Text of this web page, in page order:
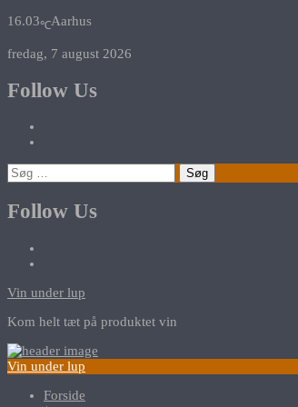
16.03℃Aarhus
fredag, 7 august 2026
Follow Us
Søg
efter:
Follow Us
Vin under lup
Kom helt tæt på produktet vin
Vin under lup
Forside